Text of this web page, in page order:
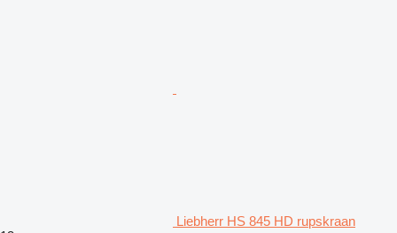
Liebherr HS 845 HD rupskraan